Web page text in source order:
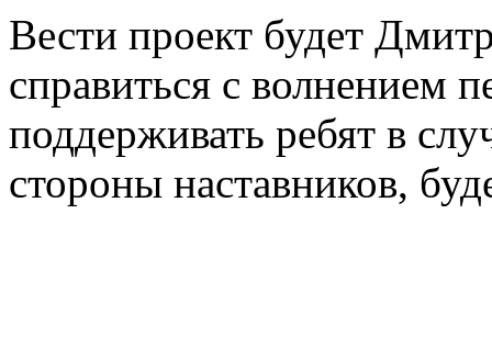
Вести проект будет
справиться с волнением
поддерживать ребят в
стороны наставников,